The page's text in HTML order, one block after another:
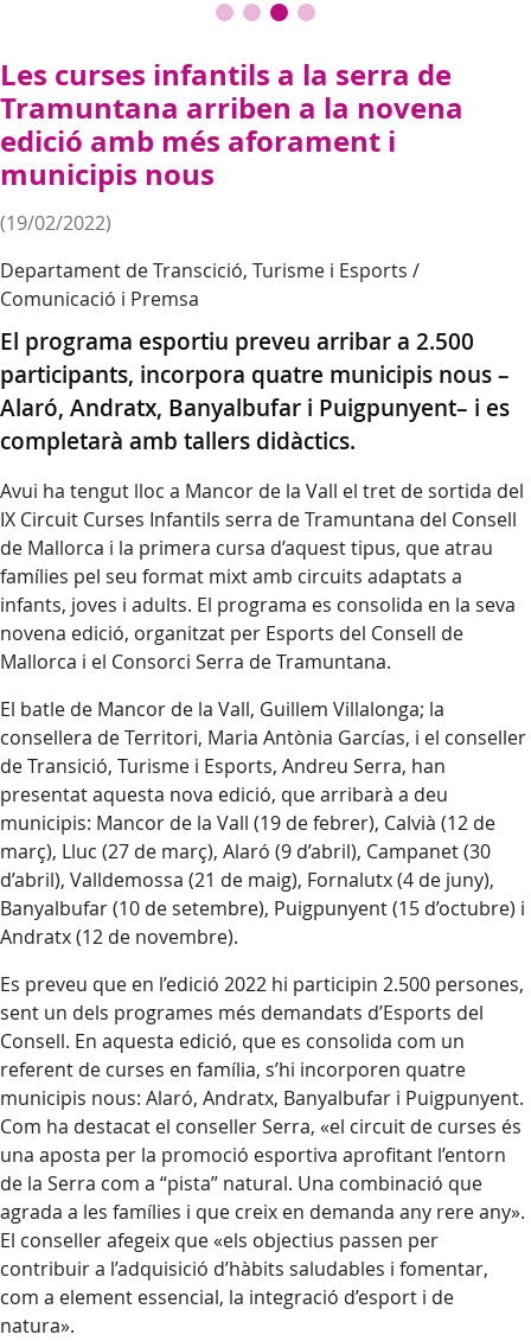
Les curses infantils a la serra de
Tramuntana arriben a la novena
edició amb més aforament i
municipis nous
(19/02/2022)
Departament de Transcició, Turisme i Esports /
Comunicació i Premsa
El programa esportiu preveu arribar a 2.500
participants, incorpora quatre municipis nous –
Alaró, Andratx, Banyalbufar i Puigpunyent– i es
completarà amb tallers didàctics.
Avui ha tengut lloc a Mancor de la Vall el tret de sortida del
IX Circuit Curses Infantils serra de Tramuntana del Consell
de Mallorca i la primera cursa d’aquest tipus, que atrau
famílies pel seu format mixt amb circuits adaptats a
infants, joves i adults. El programa es consolida en la seva
novena edició, organitzat per Esports del Consell de
Mallorca i el Consorci Serra de Tramuntana.
El batle de Mancor de la Vall, Guillem Villalonga; la
consellera de Territori, Maria Antònia Garcías, i el conseller
de Transició, Turisme i Esports, Andreu Serra, han
presentat aquesta nova edició, que arribarà a deu
municipis: Mancor de la Vall (19 de febrer), Calvià (12 de
març), Lluc (27 de març), Alaró (9 d’abril), Campanet (30
d’abril), Valldemossa (21 de maig), Fornalutx (4 de juny),
Banyalbufar (10 de setembre), Puigpunyent (15 d’octubre) i
Andratx (12 de novembre).
Es preveu que en l’edició 2022 hi participin 2.500 persones,
sent un dels programes més demandats d’Esports del
Consell. En aquesta edició, que es consolida com un
referent de curses en família, s’hi incorporen quatre
municipis nous: Alaró, Andratx, Banyalbufar i Puigpunyent.
Com ha destacat el conseller Serra, «el circuit de curses és
una aposta per la promoció esportiva aprofitant l’entorn
de la Serra com a “pista” natural. Una combinació que
agrada a les famílies i que creix en demanda any rere any».
El conseller afegeix que «els objectius passen per
contribuir a l’adquisició d’hàbits saludables i fomentar,
com a element essencial, la integració d’esport i de
natura».